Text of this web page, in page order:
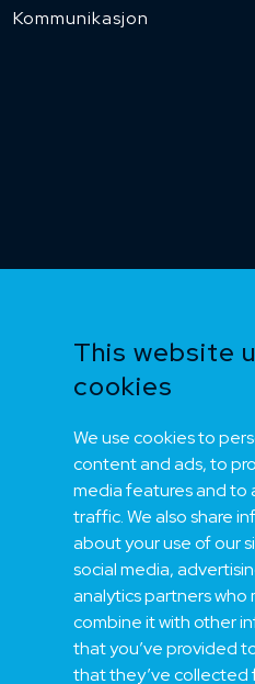
This website
cookies
We use cookies to
content and ads, to
media features and to
traffic. We also share
about your use of our
social media,
analytics partners who
combine it with other
that you’ve provided
that they’ve collected
Kommunikasjon
Merker 2
Merker 4
Om oss
Bærekraft